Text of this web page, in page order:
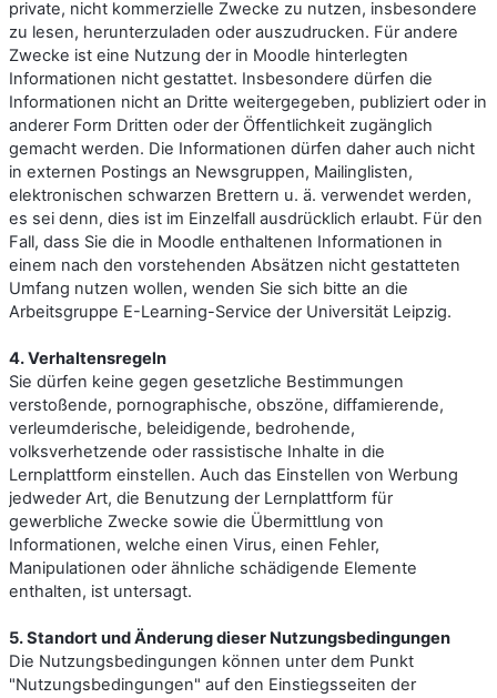
private, nicht kommerzielle Zwecke zu nutzen, insbesondere
zu lesen, herunterzuladen oder auszudrucken. Für andere
Zwecke ist eine Nutzung der in Moodle hinterlegten
Informationen nicht gestattet. Insbesondere dürfen die
Informationen nicht an Dritte weitergegeben, publiziert oder in
anderer Form Dritten oder der Öffentlichkeit zugänglich
gemacht werden. Die Informationen dürfen daher auch nicht
in externen Postings an Newsgruppen, Mailinglisten,
elektronischen schwarzen Brettern u. ä. verwendet werden,
es sei denn, dies ist im Einzelfall ausdrücklich erlaubt. Für den
Fall, dass Sie die in Moodle enthaltenen Informationen in
einem nach den vorstehenden Absätzen nicht gestatteten
Umfang nutzen wollen, wenden Sie sich bitte an die
Arbeitsgruppe E-Learning-Service der Universität Leipzig.
4. Verhaltensregeln
Sie dürfen keine gegen gesetzliche Bestimmungen
verstoßende, pornographische, obszöne, diffamierende,
verleumderische, beleidigende, bedrohende,
volksverhetzende oder rassistische Inhalte in die
Lernplattform einstellen. Auch das Einstellen von Werbung
jedweder Art, die Benutzung der Lernplattform für
gewerbliche Zwecke sowie die Übermittlung von
Informationen, welche einen Virus, einen Fehler,
Manipulationen oder ähnliche schädigende Elemente
enthalten, ist untersagt.
5. Standort und Änderung dieser Nutzungsbedingungen
Die Nutzungsbedingungen können unter dem Punkt
"Nutzungsbedingungen" auf den Einstiegsseiten der